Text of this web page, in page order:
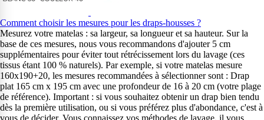
Comment choisir les mesures pour les draps-housses ?
Mesurez votre matelas : sa largeur, sa longueur et sa hauteur. Sur la
base de ces mesures, nous vous recommandons d'ajouter 5 cm
supplémentaires pour éviter tout rétrécissement lors du lavage (ces
tissus étant 100 % naturels). Par exemple, si votre matelas mesure
160x190+20, les mesures recommandées à sélectionner sont : Drap
plat 165 cm x 195 cm avec une profondeur de 16 à 20 cm (votre plage
de référence). Important : si vous souhaitez obtenir un drap bien tendu
dès la première utilisation, ou si vous préférez plus d'abondance, c'est à
vous de décider. Vous connaissez vos méthodes de lavage, il vous